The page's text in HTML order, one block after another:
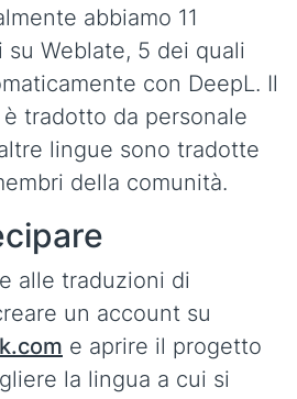
abbiamo 11
Weblate, 5 dei quali
con DeepL. Il
tradotto da personale
lingue sono tradotte
della comunità.
alle traduzioni di
un account su
e aprire il progetto
la lingua a cui si